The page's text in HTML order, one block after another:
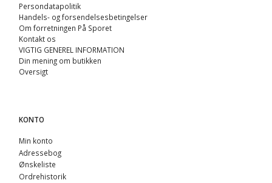
Persondatapolitik
Handels- og forsendelsesbetingelser
Om forretningen På Sporet
Kontakt os
VIGTIG GENEREL INFORMATION
Din mening om butikken
Oversigt
KONTO
Min konto
Adressebog
Ønskeliste
Ordrehistorik